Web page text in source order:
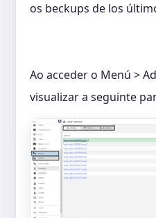
os beckups de los
Ao acceder o Menú >
visualizar a seguinte